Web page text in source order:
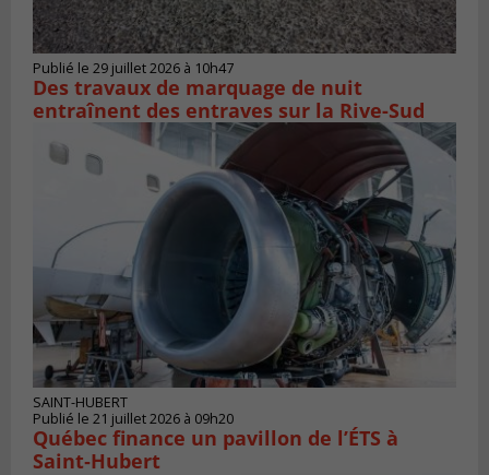
Publié le 29 juillet 2026 à 10h47
Des travaux de marquage de nuit
entraînent des entraves sur la Rive-Sud
SAINT-HUBERT
Publié le 21 juillet 2026 à 09h20
Québec finance un pavillon de l’ÉTS à
Saint‑Hubert